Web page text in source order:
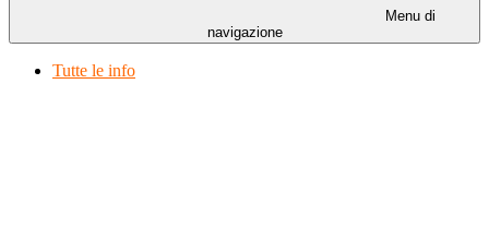
Menu di
navigazione
Tutte le info